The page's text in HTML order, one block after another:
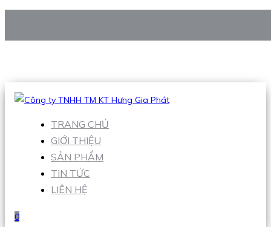
Hotline:0938 906 663
TRANG CHỦ
GIỚI THIỆU
SẢN PHẨM
TIN TỨC
LIÊN HỆ
0